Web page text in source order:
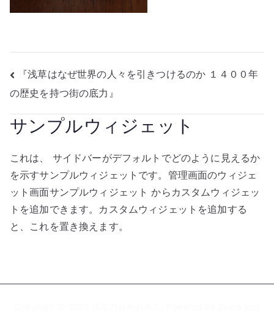
投
稿
ナ
ビ
ゲ
ー
シ
ン
『浅草はなぜ世界の人々を引きつけるのか １４００年
の歴史を持つ街の底力』
サンプルウィジェット
これは、 サイドバーがデフォルトでどのように見えるか
を示すサンプルウィジェットです。管理画面のウィジェ
ット画面サンプルウィジェット からカスタムウィジェッ
トを追加できます。カスタムウィジェットを追加する
と、これを置き換えます。